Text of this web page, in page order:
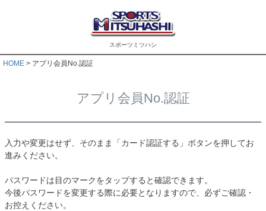
スポーツミツハシ
HOME アプリ会員No.認証
アプリ会員No.認証
入力や変更はせず、そのまま「カード認証する」ボタンを押してお
進みください。
パスワードは目のマークをタップすると確認できます。
今後パスワードを変更する際に必要となりますので、必ずご確認・
お控えください。